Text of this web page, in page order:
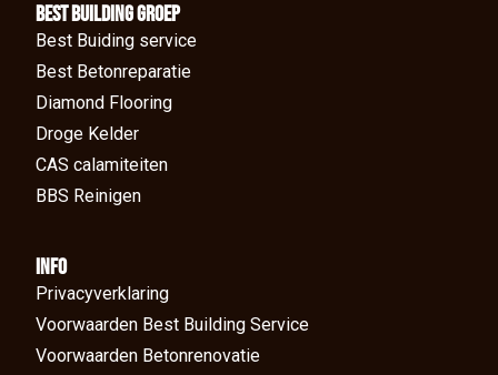
BEst Building groep
Best Buiding service
Best Betonreparatie
Diamond Flooring
Droge Kelder
CAS calamiteiten
BBS Reinigen
Info
Privacyverklaring
Voorwaarden Best Building Service
Voorwaarden Betonrenovatie